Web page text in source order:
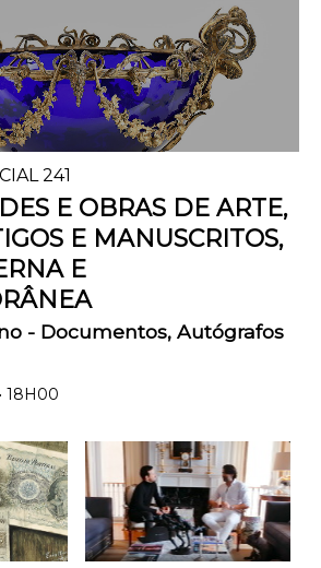
241
E OBRAS DE ARTE,
E MANUSCRITOS,
E
- Documentos, Autógrafos
18H00